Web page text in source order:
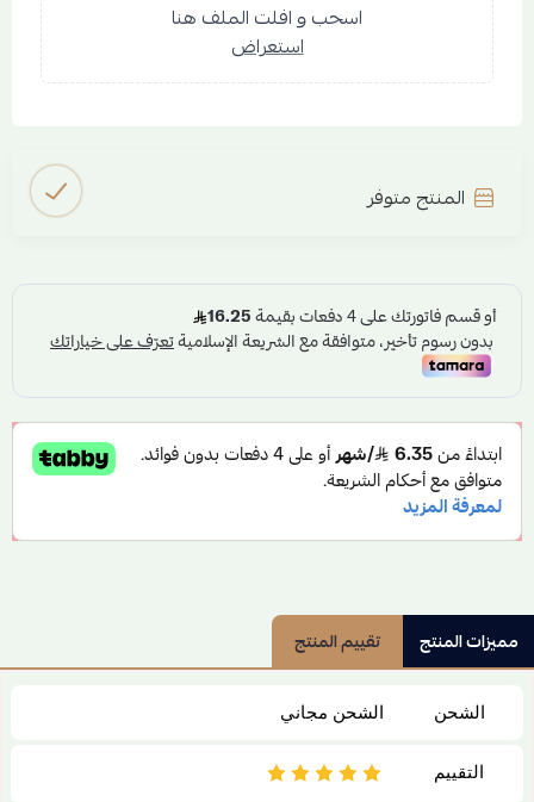
اسحب و افلت الملف هنا
استعراض
المنتج متوفر
مميزات المنتج تقييم المنتج
الشحن الشحن مجاني
التقييم